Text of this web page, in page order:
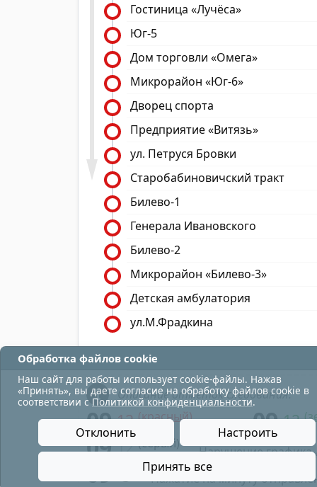
Гостиница «Лучёса»
Юг-5
Дом торговли «Омега»
Микрорайон «Юг-6»
Дворец спорта
Предприятие «Витязь»
ул. Петруся Бровки
Старобабиновичский тракт
Билево-1
Генерала Ивановского
Билево-2
Микрорайон «Билево-3»
Детская амбулатория
ул.М.Фрадкина
Описание отметок следования:
09 12(красный)
- в парк; 09 12
09 12(серый)
- Нарушение графика
09 - Нажатие на минуту
Обработка файлов cookie
Наш сайт для работы использует cookie-файлы. Нажав
«Принять», вы даете согласие на обработку файлов cookie в
соответствии с Политикой конфиденциальности.
Отклонить Настроить
Принять все